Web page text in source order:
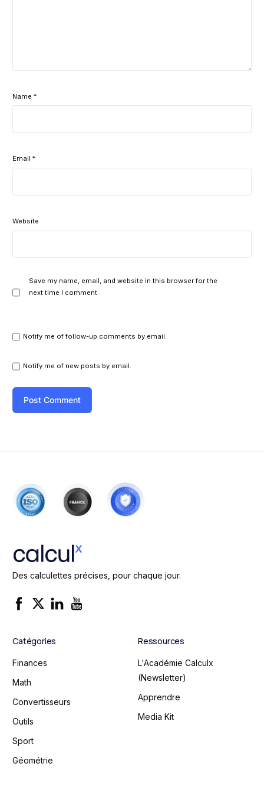
Name*
Email*
Website
Save my name, email, and website in this browser for the
next time I comment.
Notify me of follow-up comments by email.
Notify me of new posts by email.
Des calculettes précises, pour chaque jour.
Catégories
Finances
Math
Convertisseurs
Outils
Sport
Géométrie
Ressources
L'Académie Calculx
(Newsletter)
Apprendre
Media Kit